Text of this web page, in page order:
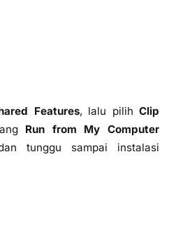
Features, lalu pilih Clip
Run from My Computer
tunggu sampai instalasi